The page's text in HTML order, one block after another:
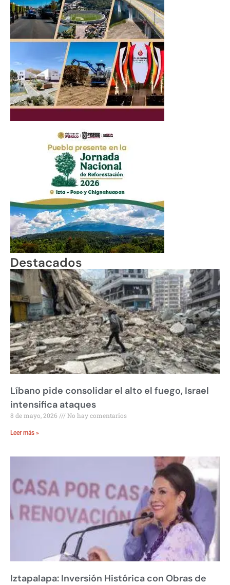
Destacados
Líbano pide consolidar el alto el fuego, Israel
intensifica ataques
8 de mayo, 2026 No hay comentarios
Leer más »
Iztapalapa: Inversión Histórica con Obras de